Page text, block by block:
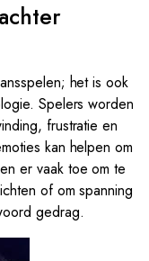
het is ook
Spelers worden
frustratie en
kan helpen om
er vaak toe om te
of om spanning
gedrag.